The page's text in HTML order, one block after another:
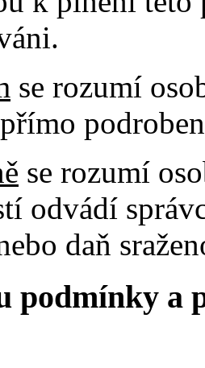
se rozumí
se rozumí
odvádí
daň
podmínky a